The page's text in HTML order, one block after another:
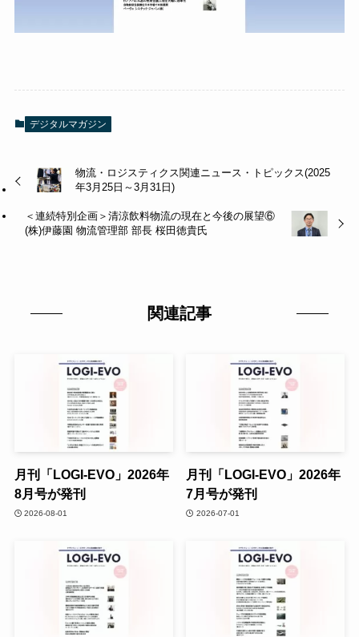
デジタルマガジン
物流・ロジスティクス関連ニュース・トピックス(2025
年3月25日～3月31日)
＜連続特別企画＞清涼飲料物流の現在と今後の展望⑥
(株)伊藤園 物流管理部 部長 桜田徳貴氏
関連記事
月刊「LOGI-EVO」2026年
8月号が発刊
2026-08-01
月刊「LOGI-EVO」2026年
7月号が発刊
2026-07-01